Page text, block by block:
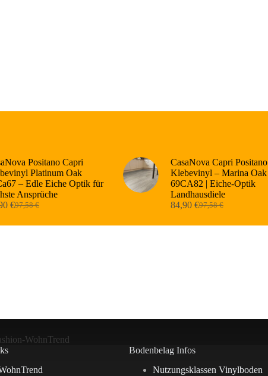
Positano Capri
Platinum Oak
– Edle Eiche Optik für
Ansprüche
97,58€
Ursprünglicher
€Aktueller
CasaNova Capri Positano
Klebevinyl – Marina Oak
69CA82 | Eiche-Optik
Landhausdiele
97,58€
Ursprünglicher
84,90 €Aktueller
WohnTrend
Bodenbelag Infos
Nutzungsklassen Vinylboden